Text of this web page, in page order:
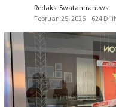
Redaksi Swatantranews
Februari 25, 2026
624